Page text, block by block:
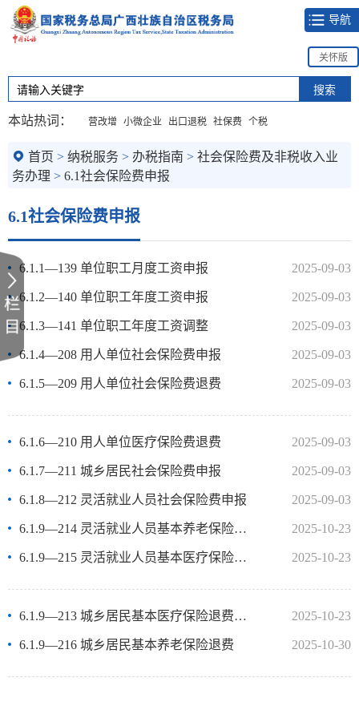
导航
关怀版
本站热词： 营改增 小微企业 出口退税 社保费 个税
首页 > 纳税服务 > 办税指南 > 社会保险费及非税收入业
务办理 > 6.1社会保险费申报
6.1社会保险费申报
2025-09-03
6.1.1—139 单位职工月度工资申报
2025-09-03
6.1.2—140 单位职工年度工资申报
2025-09-03
6.1.3—141 单位职工年度工资调整
2025-09-03
6.1.4—208 用人单位社会保险费申报
2025-09-03
6.1.5—209 用人单位社会保险费退费
2025-09-03
6.1.6—210 用人单位医疗保险费退费
2025-09-03
6.1.7—211 城乡居民社会保险费申报
2025-09-03
6.1.8—212 灵活就业人员社会保险费申报
2025-10-23
6.1.9—214 灵活就业人员基本养老保险退费指南
2025-10-23
6.1.9—215 灵活就业人员基本医疗保险退费指南
2025-10-23
6.1.9—213 城乡居民基本医疗保险退费指南
2025-10-30
6.1.9—216 城乡居民基本养老保险退费